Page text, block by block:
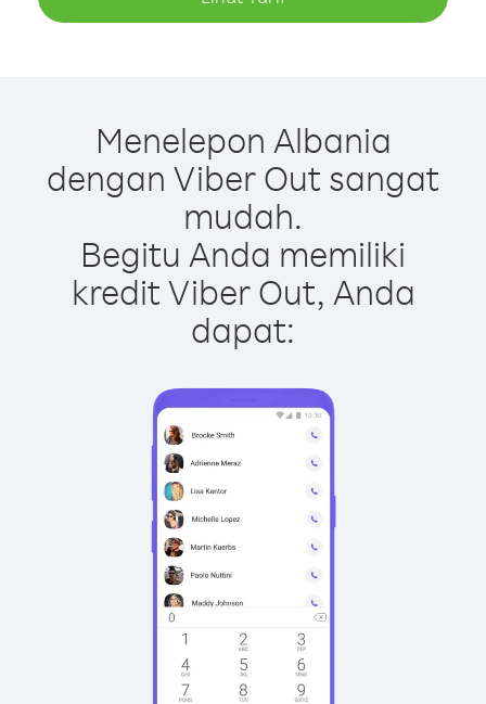
Menelepon Albania
dengan Viber Out sangat
mudah.
Begitu Anda memiliki
kredit Viber Out, Anda
dapat: